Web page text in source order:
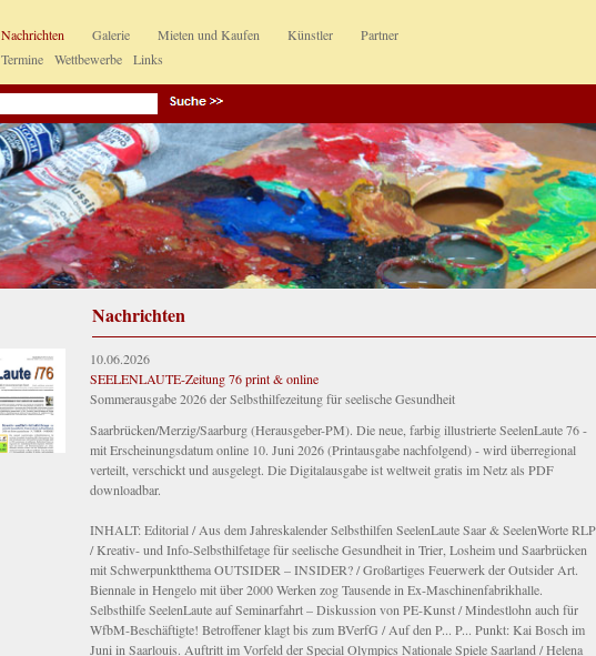
Nachrichten
Termine
Wettbewerbe Links
Galerie Mieten und Kaufen Künstler Partner
Nachrichten
10.06.2026
SEELENLAUTE-Zeitung 76 print & online
Sommerausgabe 2026 der Selbsthilfezeitung für seelische Gesundheit
Saarbrücken/Merzig/Saarburg (Herausgeber-PM). Die neue, farbig illustrierte SeelenLaute 76 -
mit Erscheinungsdatum online 10. Juni 2026 (Printausgabe nachfolgend) - wird überregional
verteilt, verschickt und ausgelegt. Die Digitalausgabe ist weltweit gratis im Netz als PDF
downloadbar.
INHALT: Editorial / Aus dem Jahreskalender Selbsthilfen SeelenLaute Saar & SeelenWorte RLP
/ Kreativ- und Info-Selbsthilfetage für seelische Gesundheit in Trier, Losheim und Saarbrücken
mit Schwerpunktthema OUTSIDER – INSIDER? / Großartiges Feuerwerk der Outsider Art.
Biennale in Hengelo mit über 2000 Werken zog Tausende in Ex-Maschinenfabrikhalle.
Selbsthilfe SeelenLaute auf Seminarfahrt – Diskussion von PE-Kunst / Mindestlohn auch für
WfbM-Beschäftigte! Betroffener klagt bis zum BVerfG / Auf den P... P... Punkt: Kai Bosch im
Juni in Saarlouis. Auftritt im Vorfeld der Special Olympics Nationale Spiele Saarland / Helena